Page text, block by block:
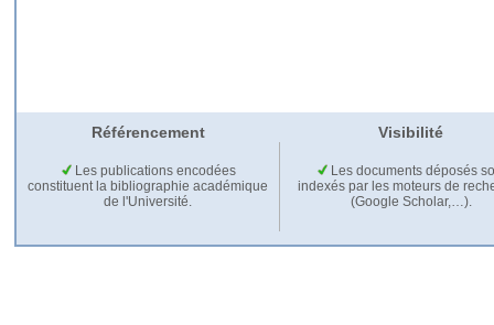
Référencement Visibilité
Les publications encodées
constituent la bibliographie académique
de l'Université.
Les documents déposés
indexés par les moteurs de
(Google Scholar,…).